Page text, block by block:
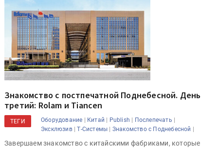
Знакомство с постпечатной Поднебесной. День
третий: Rolam и Tiancen
ТЕГИ Оборудование | Китай | Publish | Послепечать |
Эксклюзив|Т-Системы | Знакомство с Поднебесной |
Завершаем знакомство с китайскими фабриками, которые